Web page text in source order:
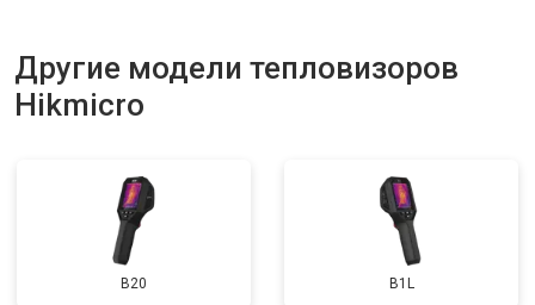
Другие модели тепловизоров
Hikmicro
B20 B1L